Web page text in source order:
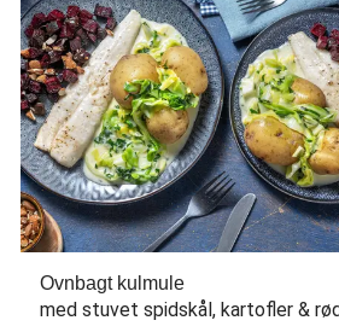
Ovnbagt kulmule
med stuvet spidskål, kartofler &